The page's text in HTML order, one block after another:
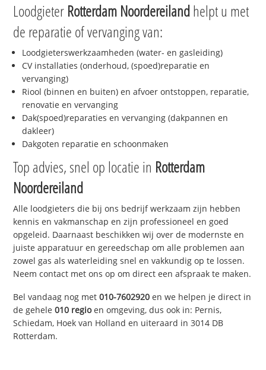
Loodgieter Rotterdam Noordereilandhelpt u met
de reparatie of vervanging van:
Loodgieterswerkzaamheden (water- en gasleiding)
CV installaties (onderhoud, (spoed)reparatie en
vervanging)
Riool (binnen en buiten) en afvoer ontstoppen, reparatie,
renovatie en vervanging
Dak(spoed)reparaties en vervanging (dakpannen en
dakleer)
Dakgoten reparatie en schoonmaken
Top advies, snel op locatie in Rotterdam
Noordereiland
Alle loodgieters die bij ons bedrijf werkzaam zijn hebben
kennis en vakmanschap en zijn professioneel en goed
opgeleid. Daarnaast beschikken wij over de modernste en
juiste apparatuur en gereedschap om alle problemen aan
zowel gas als waterleiding snel en vakkundig op te lossen.
Neem contact met ons op om direct een afspraak te maken.
Bel vandaag nog met010-7602920 en we helpen je direct in
de gehele010 regioen omgeving, dus ook in: Pernis,
Schiedam, Hoek van Holland en uiteraard in 3014 DB
Rotterdam.